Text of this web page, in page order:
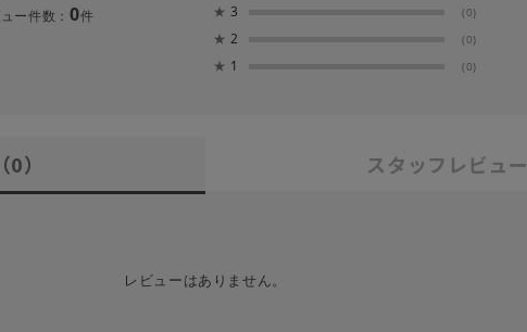
ー件数： 0件 ★ 3 (0)
★ 2 (0)
★ 1 (0)
（0） スタッフレビュー
レビューはありません。